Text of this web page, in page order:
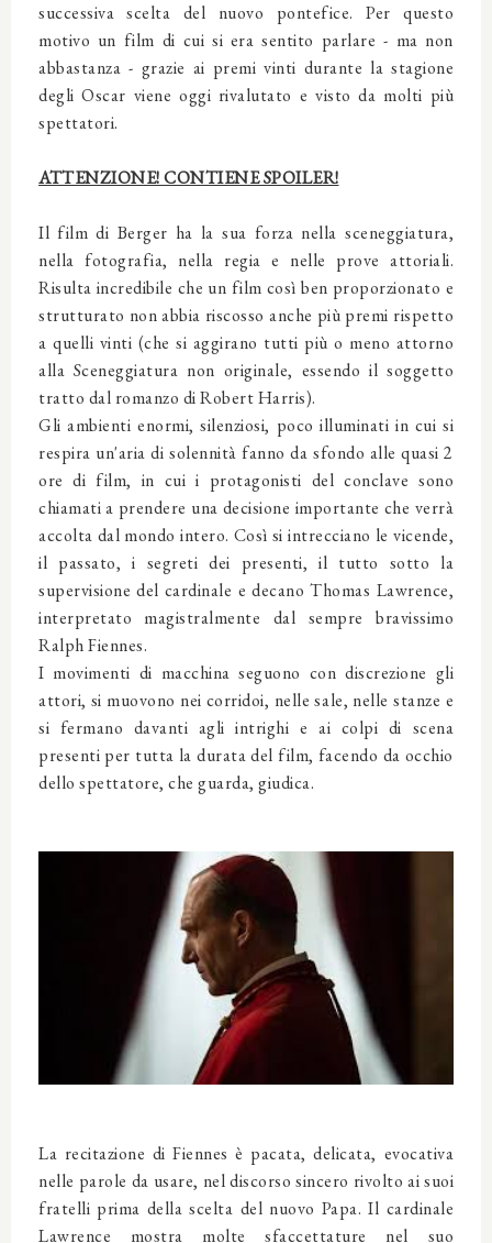
successiva scelta del nuovo pontefice. Per questo
motivo un film di cui si era sentito parlare - ma non
abbastanza - grazie ai premi vinti durante la stagione
degli Oscar viene oggi rivalutato e visto da molti più
spettatori.
ATTENZIONE! CONTIENE SPOILER!
Il film di Berger ha la sua forza nella sceneggiatura,
nella fotografia, nella regia e nelle prove attoriali.
Risulta incredibile che un film così ben proporzionato e
strutturato non abbia riscosso anche più premi rispetto
a quelli vinti (che si aggirano tutti più o meno attorno
alla Sceneggiatura non originale, essendo il soggetto
tratto dal romanzo di Robert Harris).
Gli ambienti enormi, silenziosi, poco illuminati in cui si
respira un'aria di solennità fanno da sfondo alle quasi 2
ore di film, in cui i protagonisti del conclave sono
chiamati a prendere una decisione importante che verrà
accolta dal mondo intero. Così si intrecciano le vicende,
il passato, i segreti dei presenti, il tutto sotto la
supervisione del cardinale e decano Thomas Lawrence,
interpretato magistralmente dal sempre bravissimo
Ralph Fiennes.
I movimenti di macchina seguono con discrezione gli
attori, si muovono nei corridoi, nelle sale, nelle stanze e
si fermano davanti agli intrighi e ai colpi di scena
presenti per tutta la durata del film, facendo da occhio
dello spettatore, che guarda, giudica.
La recitazione di Fiennes è pacata, delicata, evocativa
nelle parole da usare, nel discorso sincero rivolto ai suoi
fratelli prima della scelta del nuovo Papa. Il cardinale
Lawrence mostra molte sfaccettature nel suo